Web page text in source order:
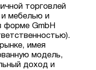
торговлей
и мебелью и
форме GmbH
имея
модель,
доход и